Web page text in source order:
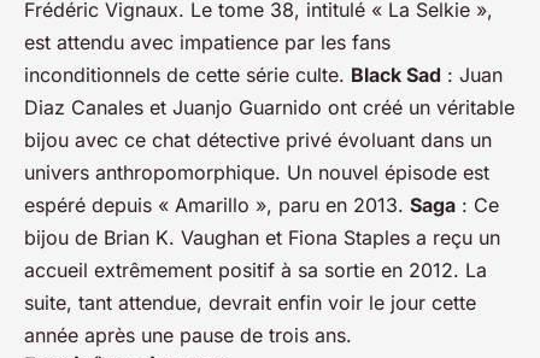
Frédéric Vignaux. Le tome 38, intitulé « La Selkie »,
est attendu avec impatience par les fans
inconditionnels de cette série culte. Black Sad : Juan
Diaz Canales et Juanjo Guarnido ont créé un véritable
bijou avec ce chat détective privé évoluant dans un
univers anthropomorphique. Un nouvel épisode est
espéré depuis « Amarillo », paru en 2013. Saga : Ce
bijou de Brian K. Vaughan et Fiona Staples a reçu un
accueil extrêmement positif à sa sortie en 2012. La
suite, tant attendue, devrait enfin voir le jour cette
année après une pause de trois ans.